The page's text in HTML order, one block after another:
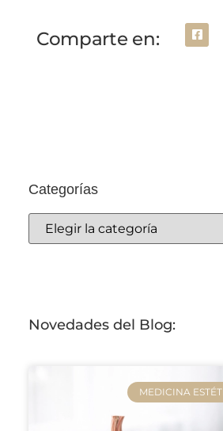
Comparte en:
Categorías
Novedades del Blog:
MEDICINA